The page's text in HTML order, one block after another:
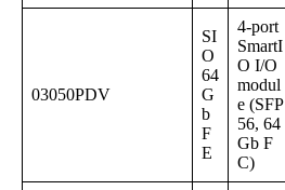
03050PDV
SI
O
64
G
b
F
E
4-port
SmartI
O I/O
modul
e (SFP
56, 64
Gb F
C)